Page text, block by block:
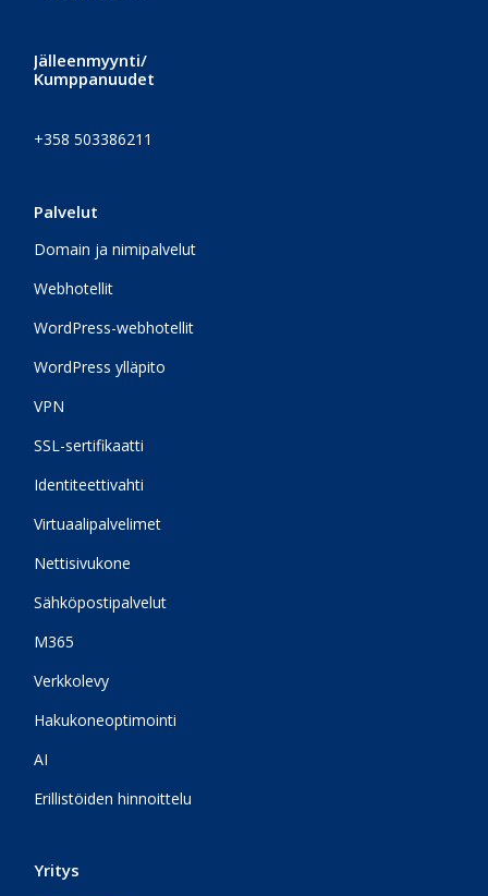
Jälleenmyynti/
Kumppanuudet
+358 503386211
Palvelut
Domain ja nimipalvelut
Webhotellit
WordPress-webhotellit
WordPress ylläpito
VPN
SSL-sertifikaatti
Identiteettivahti
Virtuaalipalvelimet
Nettisivukone
Sähköpostipalvelut
M365
Verkkolevy
Hakukoneoptimointi
AI
Erillistöiden hinnoittelu
Yritys